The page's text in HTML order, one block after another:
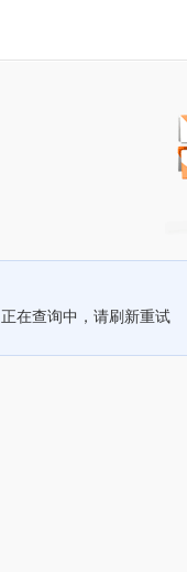
正在查询中，请刷新重试